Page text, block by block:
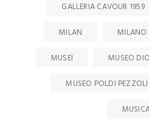
GALLERIA CAVOUR 1959
MILAN
MILANO
MUSEI
MUSEO
MUSEO POLDI PEZZOLI